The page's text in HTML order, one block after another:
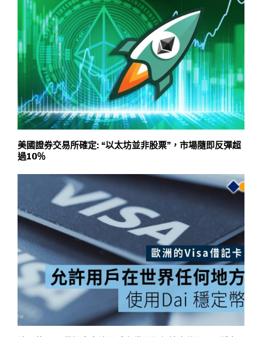
美國證券交易所確定: “以太坊並非股票”，市場隨即反彈超
過10％